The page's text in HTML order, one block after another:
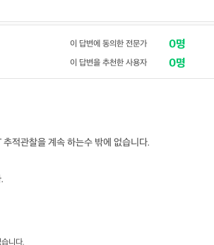
이 답변에 동의한 전문가 0명
이 답변을 추천한 사용자 0명
적관찰을 계속 하는수 밖에 없습니다.
니다.